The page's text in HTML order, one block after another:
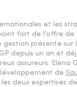
et les
fort de l'offre de
gestion présente sur
depuis un an et
assureurs. Elena
de
deux expertises